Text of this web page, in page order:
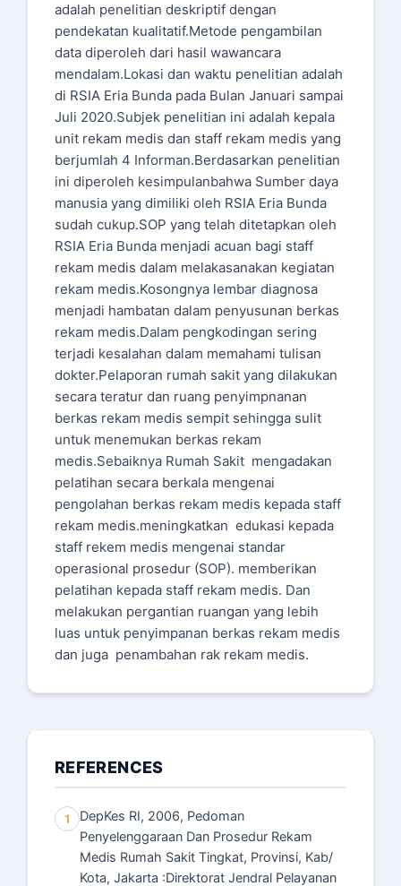
adalah penelitian deskriptif dengan
pendekatan kualitatif.Metode pengambilan
data diperoleh dari hasil wawancara
mendalam.Lokasi dan waktu penelitian adalah
di RSIA Eria Bunda pada Bulan Januari sampai
Juli 2020.Subjek penelitian ini adalah kepala
unit rekam medis dan staff rekam medis yang
berjumlah 4 Informan.Berdasarkan penelitian
ini diperoleh kesimpulanbahwa Sumber daya
manusia yang dimiliki oleh RSIA Eria Bunda
sudah cukup.SOP yang telah ditetapkan oleh
RSIA Eria Bunda menjadi acuan bagi staff
rekam medis dalam melakasanakan kegiatan
rekam medis.Kosongnya lembar diagnosa
menjadi hambatan dalam penyusunan berkas
rekam medis.Dalam pengkodingan sering
terjadi kesalahan dalam memahami tulisan
dokter.Pelaporan rumah sakit yang dilakukan
secara teratur dan ruang penyimpnanan
berkas rekam medis sempit sehingga sulit
untuk menemukan berkas rekam
medis.Sebaiknya Rumah Sakit mengadakan
pelatihan secara berkala mengenai
pengolahan berkas rekam medis kepada staff
rekam medis.meningkatkan edukasi kepada
staff rekem medis mengenai standar
operasional prosedur (SOP). memberikan
pelatihan kepada staff rekam medis. Dan
melakukan pergantian ruangan yang lebih
luas untuk penyimpanan berkas rekam medis
dan juga penambahan rak rekam medis.
REFERENCES
1
DepKes RI, 2006, Pedoman
Penyelenggaraan Dan Prosedur Rekam
Medis Rumah Sakit Tingkat, Provinsi, Kab/
Kota, Jakarta :Direktorat Jendral Pelayanan